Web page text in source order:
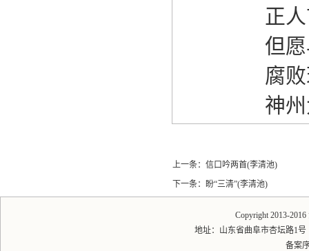
正
但
腐
神
上一条： 信口吟两首(李清池)
下一条： 盼“三清”(李清池)
Copyright 2013-
地址：山东省曲阜市杏坛路1
备案